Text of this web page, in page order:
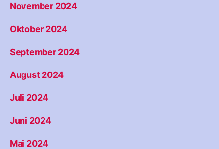
November 2024
Oktober 2024
September 2024
August 2024
Juli 2024
Juni 2024
Mai 2024